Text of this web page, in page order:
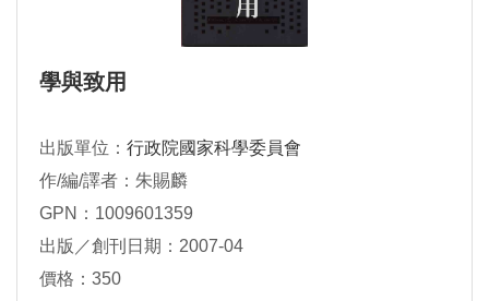
學與致用
出版單位： 行政院國家科學委員會
作/編/譯者：朱賜麟
GPN：1009601359
出版／創刊日期：2007-04
價格：350